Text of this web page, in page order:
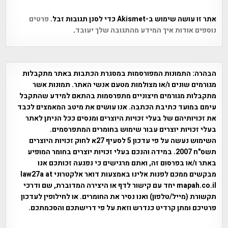
אתר זו עושה שימוש ב-Akismet כדי לסנן תגובות זבל.
פרטים
נוספים אודות איך המידע מהתגובה שלך יעובד.
הבהרה: התמונות המפורסמות במסגרת הכתבות באתר מתקבלות
מגורמים שונים ו/או מצולמות מטעם אנשי האתר. תמונות אשר
מתקבלות מגורמים חיצוניים מתפרסמות בהתאם למידע שהתקבל
עימם במועד כתיבת הכתבה. אנו עושים את מיטב המאמצים לכבד
את זכויותיהם של בעלי זכויות היוצרים ומנסים ככל הניתן לאתר
בעלי זכויות יוצרים עבור שימוש בחומרים המתפרסמים.
השימוש נעשה על פי עדכון 5 לסעיף 27א לחוק זכויות היוצרים
תשס"ח 2007. במידה והנכם בעלי זכויות יוצרים בחומר המופיע
באתר ו/או בפרסום זה, ואתם מרגישים כי נפגעה זכותכם אנו
מבקשים ממכם לפנות אלינו באמצעות דואר אלקטרוני law27a at
mapah.co.il יחד עם קישור לדף או היצירה המדוברת, שם ודרכי
תקשורת (מייל/טלפון) ואנו נסיר את החומרים. או לחילופין לעדכון
פרטיכם ומתן קרדיט כנדרש וזאת על פי דרישתכם והסכמתכם.